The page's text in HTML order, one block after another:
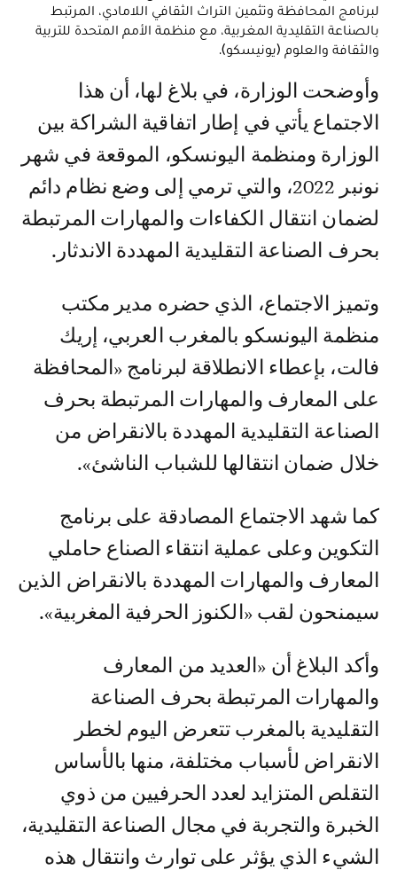
لبرنامج المحافظة وتثمين التراث الثقافي اللامادي، المرتبط
بالصناعة التقليدية المغربية، مع منظمة الأمم المتحدة للتربية
والثقافة والعلوم (يونيسكو).
وأوضحت الوزارة، في بلاغ لها، أن هذا
الاجتماع يأتي في إطار اتفاقية الشراكة بين
الوزارة ومنظمة اليونسكو، الموقعة في شهر
نونبر 2022، والتي ترمي إلى وضع نظام دائم
لضمان انتقال الكفاءات والمهارات المرتبطة
بحرف الصناعة التقليدية المهددة الاندثار.
وتميز الاجتماع، الذي حضره مدير مكتب
منظمة اليونسكو بالمغرب العربي، إريك
فالت، بإعطاء الانطلاقة لبرنامج «المحافظة
على المعارف والمهارات المرتبطة بحرف
الصناعة التقليدية المهددة بالانقراض من
خلال ضمان انتقالها للشباب الناشئ».
كما شهد الاجتماع المصادقة على برنامج
التكوين وعلى عملية انتقاء الصناع حاملي
المعارف والمهارات المهددة بالانقراض الذين
سيمنحون لقب «الكنوز الحرفية المغربية».
وأكد البلاغ أن «العديد من المعارف
والمهارات المرتبطة بحرف الصناعة
التقليدية بالمغرب تتعرض اليوم لخطر
الانقراض لأسباب مختلفة، منها بالأساس
التقلص المتزايد لعدد الحرفيين من ذوي
الخبرة والتجربة في مجال الصناعة التقليدية،
الشيء الذي يؤثر على توارث وانتقال هذه